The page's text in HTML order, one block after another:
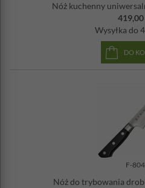
Nóż kuchenny
419,00
Wysyłka do
DO
F-804
Nóż do trybowania